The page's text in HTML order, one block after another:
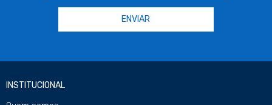
INSTITUCIONAL